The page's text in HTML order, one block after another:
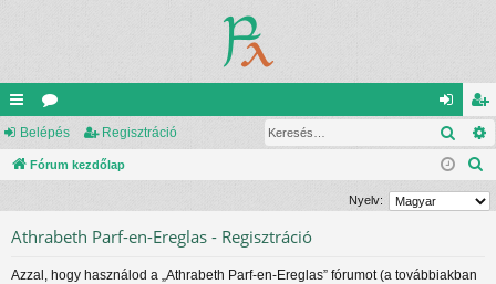
yo
rs
ke
ór
u
ok
el
ép
eg
is
ztr
Belépés Regisztráció
Fórum kezdőlap
r
Nyelv:
Athrabeth Parf-en-Ereglas - Regisztráció
Azzal, hogy használod a „Athrabeth Parf-en-Ereglas” fórumot (a továbbiakban